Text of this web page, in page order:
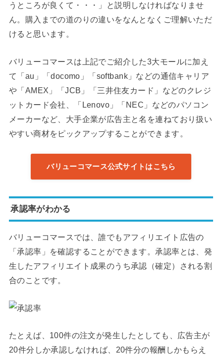
うところが良くて・・・」と説明しなければなりませ
ん。購入までの道のりの違いをなんとなくご理解いただ
けると思います。
バリューコマースは上記でご紹介した3大モールに加え
て「au」「docomo」「softbank」などの通信キャリア
や「AMEX」「JCB」「三井住友カード」などのクレジ
ットカード会社、「Lenovo」「NEC」などのパソコン
メーカーなど、大手企業が広告主と名を連ねており扱い
やすい商材をピックアップすることができます。
バリューコマース公式サイトはこちら
承認率がわかる
バリューコマースでは、誰でもアフィリエイト広告の
「承認率」を確認することができます。承認率とは、発
生したアフィリエイト成果のうち承認（確定）される割
合のことです。
たとえば、100件の注文が発生したとしても、広告主が
20件分しか承認しなければ、20件分の報酬しかもらえ